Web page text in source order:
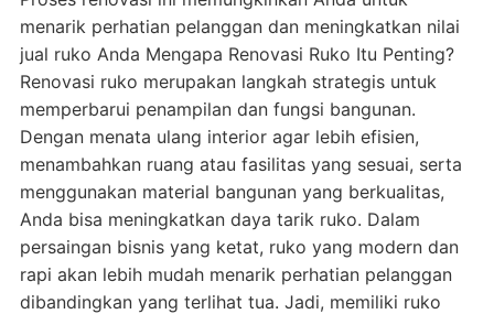
menarik perhatian pelanggan dan meningkatkan nilai
jual ruko Anda Mengapa Renovasi Ruko Itu Penting?
Renovasi ruko merupakan langkah strategis untuk
memperbarui penampilan dan fungsi bangunan.
Dengan menata ulang interior agar lebih efisien,
menambahkan ruang atau fasilitas yang sesuai, serta
menggunakan material bangunan yang berkualitas,
Anda bisa meningkatkan daya tarik ruko. Dalam
persaingan bisnis yang ketat, ruko yang modern dan
rapi akan lebih mudah menarik perhatian pelanggan
dibandingkan yang terlihat tua. Jadi, memiliki ruko